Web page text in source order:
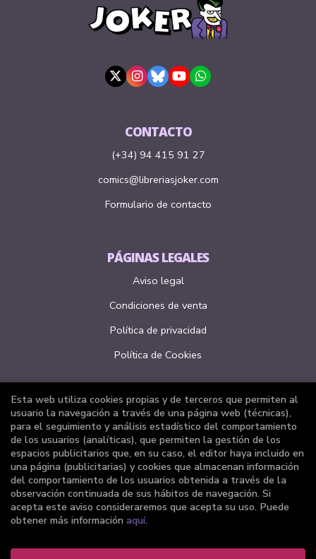
CONTACTO
(+34) 94 415 91 27
comics@libreriasjoker.com
Formulario de contacto
PÁGINAS LEGALES
Aviso legal
Condiciones de venta
Política de privacidad
Política de Cookies
ATENCIÓN AL CLIENTE
Quiénes somos
Pedidos especiales
Formulario de desistimiento
Esta web utiliza cookies propias y de terceros que permiten al
usuario la navegación a través de una página web (técnicas),
para el seguimiento y análisis estadístico del comportamiento
de los usuarios (analíticas), que permiten la gestión de los
espacios publicitarios que, en su caso, el editor haya incluido en
una página (publicitarias) y cookies que almacenan información
del comportamiento de los usuarios obtenida a través de la
observación continuada de sus hábitos de navegación. Si
acepta este aviso consideraremos que acepta su uso. Puede
obtener más información aquí.